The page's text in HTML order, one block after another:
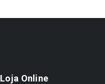
Loja Online